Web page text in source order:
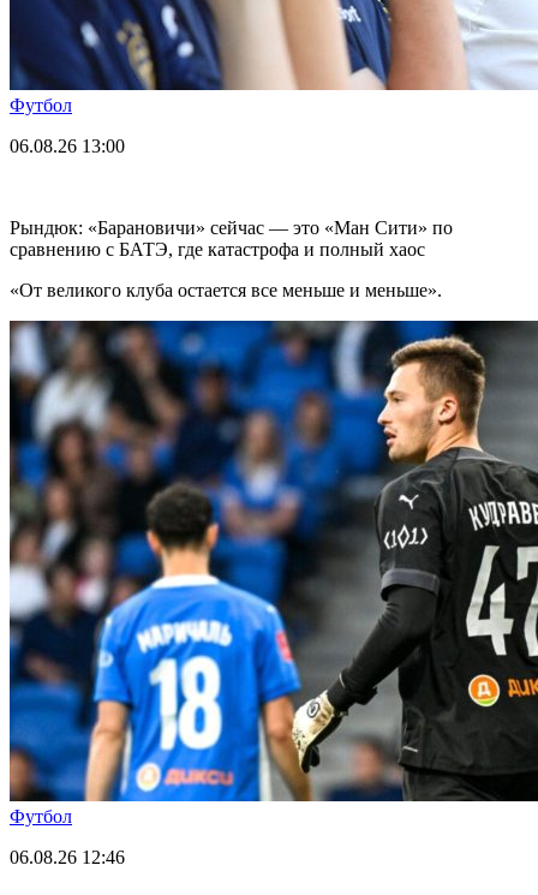
Футбол
06.08.26 13:00
Рындюк: «Барановичи» сейчас — это «Ман Сити» по
сравнению с БАТЭ, где катастрофа и полный хаос
«От великого клуба остается все меньше и меньше».
Футбол
06.08.26 12:46